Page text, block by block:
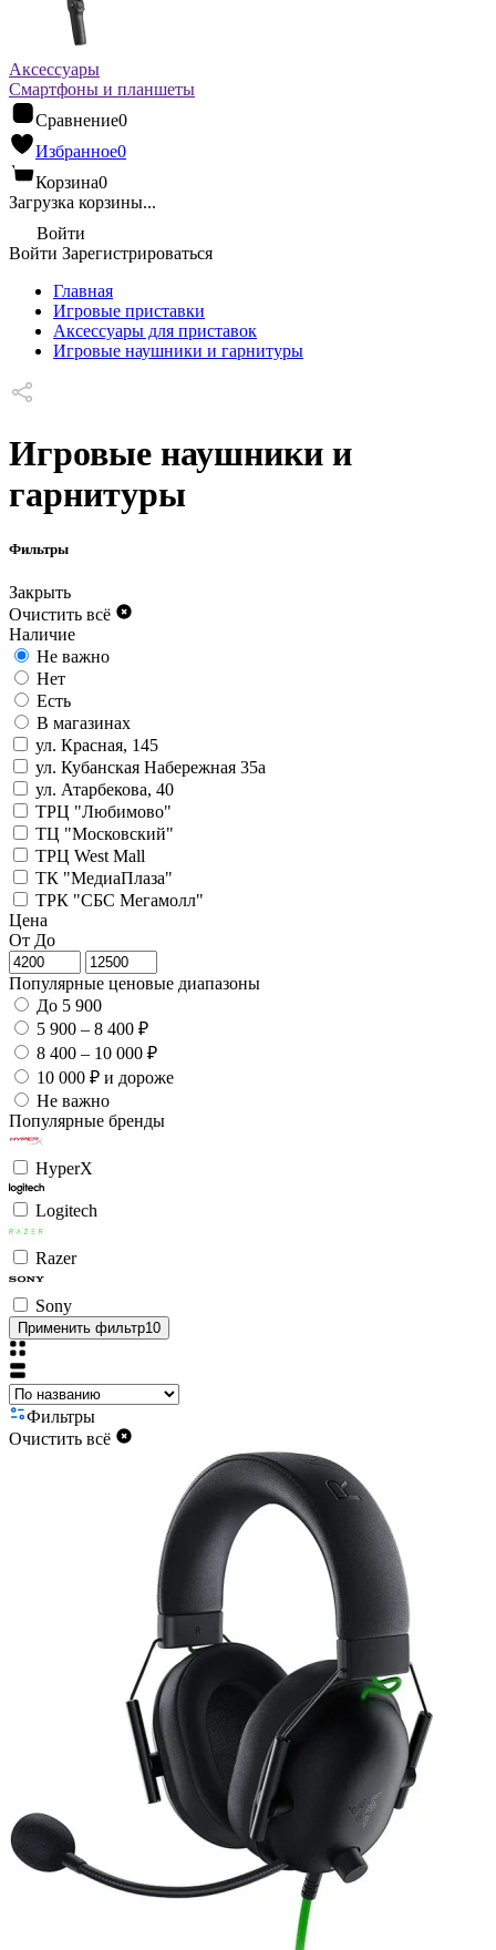
Аксессуары
Смартфоны и планшеты
Сравнение0
Избранное0
Корзина0
Загрузка корзины...
Войти
Войти Зарегистрироваться
Главная
Игровые приставки
Аксессуары для приставок
Игровые наушники и гарнитуры
Игровые наушники и
гарнитуры
Фильтры
Закрыть
Очистить всё
Наличие
Не важно
Нет
Есть
В магазинах
ул. Красная, 145
ул. Кубанская Набережная 35а
ул. Атарбекова, 40
ТРЦ "Любимово"
ТЦ "Московский"
ТРЦ West Mall
ТК "МедиаПлаза"
ТРК "СБС Мегамолл"
Цена
От До
Популярные ценовые диапазоны
До 5 900
5 900 – 8 400 ₽
8 400 – 10 000 ₽
10 000 ₽ и дороже
Не важно
Популярные бренды
HyperX
Logitech
Razer
Sony
Применить фильтр10
Фильтры
Очистить всё